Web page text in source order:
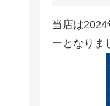
当店は
ーとなりま